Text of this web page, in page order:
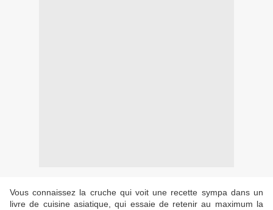
Vous connaissez la cruche qui voit une recette sympa dans un
livre de cuisine asiatique, qui essaie de retenir au maximum la